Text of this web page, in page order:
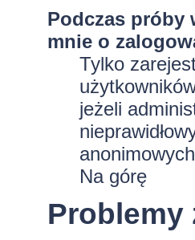
Podczas próby
mnie o
Tylko
jeżeli
Na górę
Problemy